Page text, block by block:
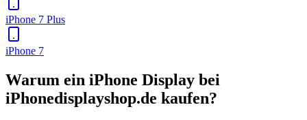
iPhone 7 Plus
iPhone 7
Warum ein iPhone Display bei
iPhonedisplayshop.de kaufen?